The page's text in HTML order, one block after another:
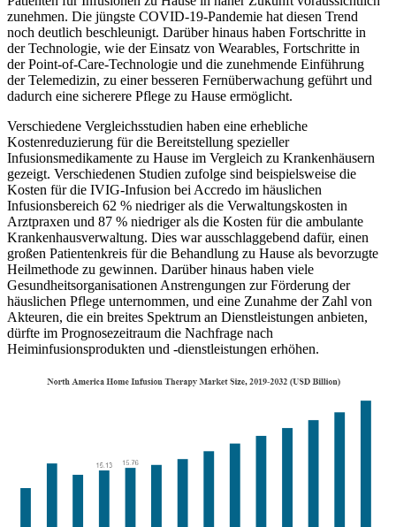
zunehmen. Die jüngste COVID-19-Pandemie hat diesen Trend
noch deutlich beschleunigt. Darüber hinaus haben Fortschritte in
der Technologie, wie der Einsatz von Wearables, Fortschritte in
der Point-of-Care-Technologie und die zunehmende Einführung
der Telemedizin, zu einer besseren Fernüberwachung geführt und
dadurch eine sicherere Pflege zu Hause ermöglicht.
Verschiedene Vergleichsstudien haben eine erhebliche
Kostenreduzierung für die Bereitstellung spezieller
Infusionsmedikamente zu Hause im Vergleich zu Krankenhäusern
gezeigt. Verschiedenen Studien zufolge sind beispielsweise die
Kosten für die IVIG-Infusion bei Accredo im häuslichen
Infusionsbereich 62 % niedriger als die Verwaltungskosten in
Arztpraxen und 87 % niedriger als die Kosten für die ambulante
Krankenhausverwaltung. Dies war ausschlaggebend dafür, einen
großen Patientenkreis für die Behandlung zu Hause als bevorzugte
Heilmethode zu gewinnen. Darüber hinaus haben viele
Gesundheitsorganisationen Anstrengungen zur Förderung der
häuslichen Pflege unternommen, und eine Zunahme der Zahl von
Akteuren, die ein breites Spektrum an Dienstleistungen anbieten,
dürfte im Prognosezeitraum die Nachfrage nach
Heiminfusionsprodukten und -dienstleistungen erhöhen.